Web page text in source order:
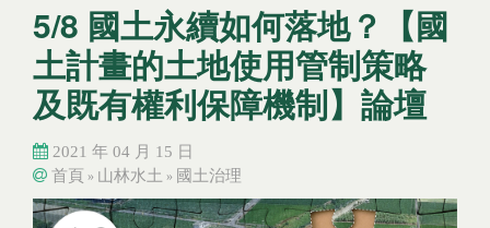
5/8 國土永續如何落地？【國
土計畫的土地使用管制策略
及既有權利保障機制】論壇
2021 年 04 月 15 日
您在這裡
首頁 » 山林水土 » 國土治理
您在這裡